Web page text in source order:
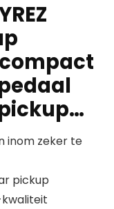
inom zeker te
pickup